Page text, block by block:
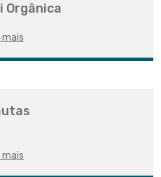
Orgânica
mais
mais